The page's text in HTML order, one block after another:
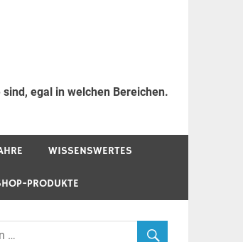
egal in welchen Bereichen.
WISSENSWERTES
PRODUKTE